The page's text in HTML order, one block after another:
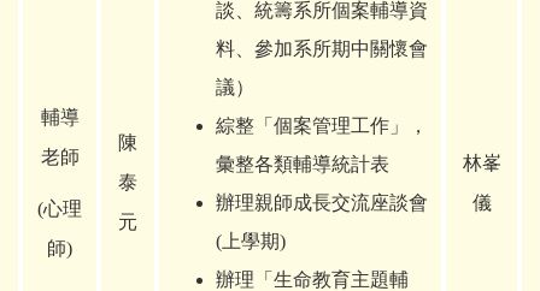
輔導
老師
(心理
師)
陳
泰
元
談、統籌系所個案輔導資
料、參加系所期中關懷會
議）
綜整「個案管理工作」，
彙整各類輔導統計表
辦理親師成長交流座談會
(上學期)
辦理「生命教育主題輔
林峯
儀